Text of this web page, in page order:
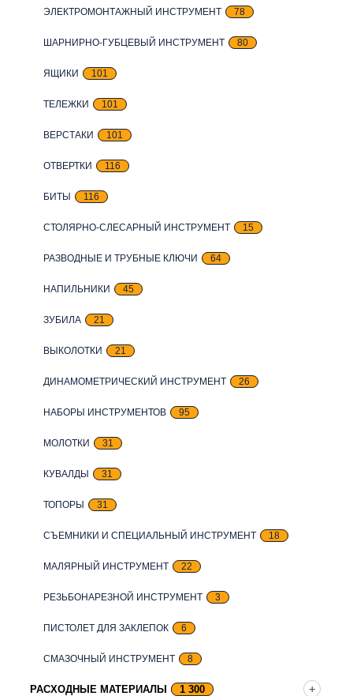
ЭЛЕКТРОМОНТАЖНЫЙ ИНСТРУМЕНТ 78
ШАРНИРНО-ГУБЦЕВЫЙ ИНСТРУМЕНТ 80
ЯЩИКИ 101
ТЕЛЕЖКИ 101
ВЕРСТАКИ 101
ОТВЕРТКИ 116
БИТЫ 116
СТОЛЯРНО-СЛЕСАРНЫЙ ИНСТРУМЕНТ 15
РАЗВОДНЫЕ И ТРУБНЫЕ КЛЮЧИ 64
НАПИЛЬНИКИ 45
ЗУБИЛА 21
ВЫКОЛОТКИ 21
ДИНАМОМЕТРИЧЕСКИЙ ИНСТРУМЕНТ 26
НАБОРЫ ИНСТРУМЕНТОВ 95
МОЛОТКИ 31
КУВАЛДЫ 31
ТОПОРЫ 31
СЪЕМНИКИ И СПЕЦИАЛЬНЫЙ ИНСТРУМЕНТ 18
МАЛЯРНЫЙ ИНСТРУМЕНТ 22
РЕЗЬБОНАРЕЗНОЙ ИНСТРУМЕНТ 3
ПИСТОЛЕТ ДЛЯ ЗАКЛЕПОК 6
СМАЗОЧНЫЙ ИНСТРУМЕНТ 8
РАСХОДНЫЕ МАТЕРИАЛЫ 1 300